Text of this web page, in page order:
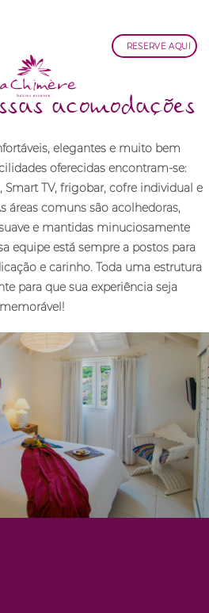
RESERVE AQUI
acomodações
elegantes e muito bem
oferecidas encontram-se:
TV, frigobar, cofre individual e
áreas comuns são acolhedoras,
e mantidas minuciosamente
equipe está sempre a postos para
e carinho. Toda uma estrutura
para que sua experiência seja
memorável!